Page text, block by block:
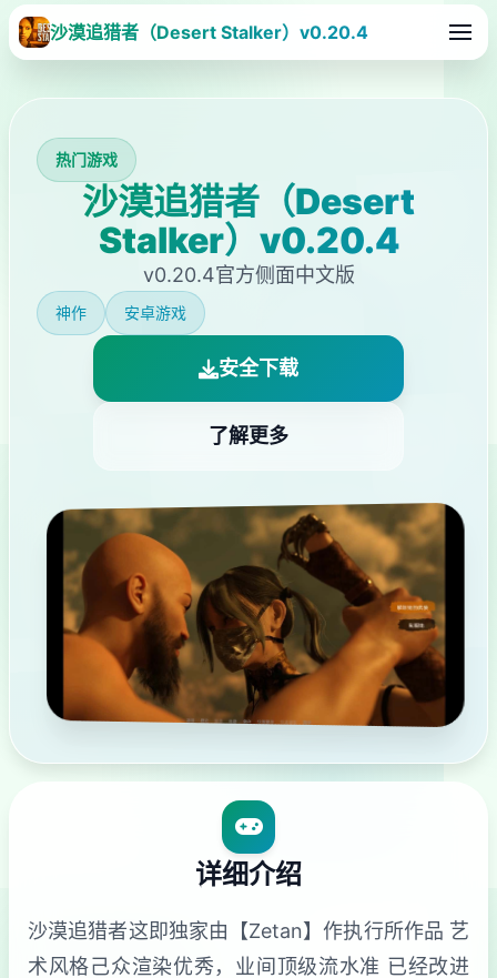
沙漠追猎者（Desert Stalker）v0.20.4
热门游戏
沙漠追猎者（Desert
Stalker）v0.20.4
v0.20.4官方侧面中文版
神作 安卓游戏
安全下载
了解更多
详细介绍
沙漠追猎者这即独家由【Zetan】作执行所作品 艺
术风格己众渲染优秀，业间顶级流水准 已经改进